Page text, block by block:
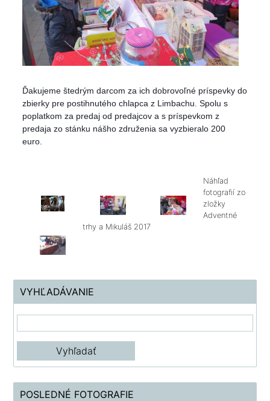
Ďakujeme štedrým darcom za ich dobrovoľné príspevky do
zbierky pre postihnutého chlapca z Limbachu. Spolu s
poplatkom za predaj od predajcov a s príspevkom z
predaja zo stánku nášho združenia sa vyzbieralo 200
euro.
Náhľad
fotografií zo
zložky
Adventné
trhy a Mikuláš 2017
VYHĽADÁVANIE
POSLEDNÉ FOTOGRAFIE